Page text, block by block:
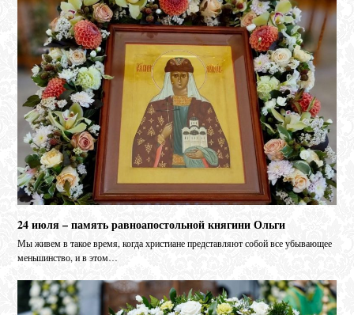
24 июля – память равноапостольной княгини Ольги
Мы живем в такое время, когда христиане представляют собой все убывающее
меньшинство, и в этом…